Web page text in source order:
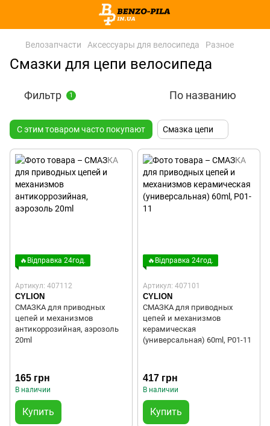
Велозапчасти Аксессуары для велосипеда Разное
Смазки для цепи велосипеда
Фильтр 1 По названию
С этим товаром часто покупают Смазка цепи
🔥Відправка 24год.
Артикул: 407112
CYLION
СМАЗКА для приводных
цепей и механизмов
антикоррозийная, аэрозоль
20ml
165 грн
В наличии
Купить
🔥Відправка 24год.
Артикул: 407101
CYLION
СМАЗКА для приводных
цепей и механизмов
керамическая
(универсальная) 60ml, P01-11
417 грн
В наличии
Купить